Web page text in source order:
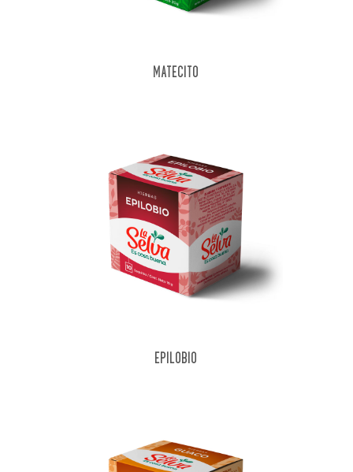
MATECITO
EPILOBIO